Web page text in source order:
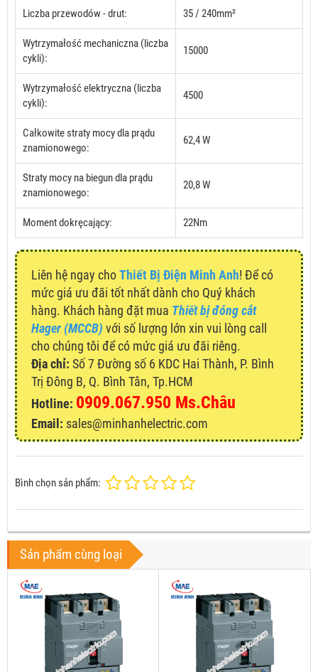
Liczba przewodów - drut: 35 / 240mm²
Wytrzymałość mechaniczna (liczba
cykli):
15000
Wytrzymałość elektryczna (liczba
cykli):
4500
Całkowite straty mocy dla prądu
znamionowego:
62,4 W
Straty mocy na biegun dla prądu
znamionowego:
20,8 W
Moment dokręcający: 22Nm
Liên hệ ngay choThiết Bị Điện Minh Anh! Để có
mức giá ưu đãi tốt nhất dành cho Quý khách
hàng. Khách hàng đặt mua Thiết bị đóng cắt
Hager (MCCB) với số lượng lớn xin vui lòng call
cho chúng tôi để có mức giá ưu đãi riêng.
Địa chỉ: Số 7 Đường số 6 KDC Hai Thành, P. Bình
Trị Đông B, Q. Bình Tân, Tp.HCM
Hotline: 0909.067.950 Ms.Châu
Email: sales@minhanhelectric.com
Bình chọn sản phẩm:
Sản phẩm cùng loại